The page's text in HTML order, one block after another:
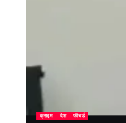
क्राइम देश फीचर्ड